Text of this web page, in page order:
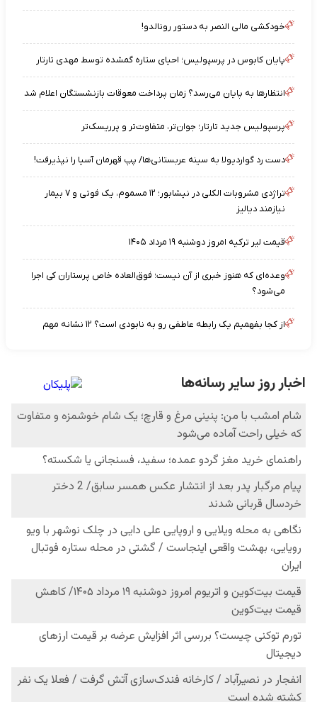
خودکشی مالی النصر به دستور رونالدو!
پایان کابوس در پرسپولیس؛ احیای ستاره گمشده توسط مهدی تارتار
انتظارها به پایان می‌رسد؟ زمان پرداخت معوقات بازنشستگان اعلام شد
پرسپولیس جدید تارتار؛ جوان‌تر، متفاوت‌تر و پرریسک‌تر
دست رد گواردیولا به سینه عربستانی‌ها/ پپ قهرمان آسیا را نپذیرفت!
تراژدی مشروبات الکلی در نیشابور؛ ۱۲ مسموم، یک فوتی و ۷ بیمار
نیازمند دیالیز
قیمت لیر ترکیه امروز دوشنبه ۱۹ مرداد ۱۴۰۵
وعده‌ای که هنوز خبری از آن نیست؛ فوق‌العاده خاص پرستاران کی اجرا
می‌شود؟
از کجا بفهمیم یک رابطه عاطفی رو به نابودی است؟ ۱۲ نشانه مهم